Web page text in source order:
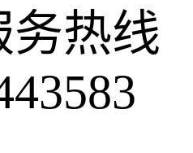
务热线